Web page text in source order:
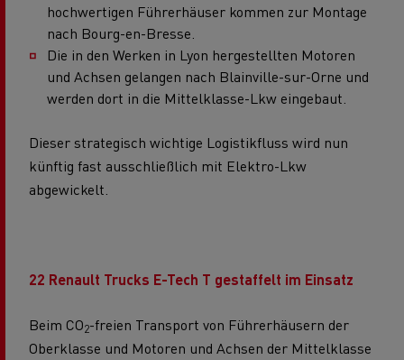
hochwertigen Führerhäuser kommen zur Montage
nach Bourg-en-Bresse.
Die in den Werken in Lyon hergestellten Motoren
und Achsen gelangen nach Blainville-sur-Orne und
werden dort in die Mittelklasse-Lkw eingebaut.
Dieser strategisch wichtige Logistikfluss wird nun
künftig fast ausschließlich mit Elektro-Lkw
abgewickelt.
22 Renault Trucks E-Tech T gestaffelt im Einsatz
Beim CO2-freien Transport von Führerhäusern der
Oberklasse und Motoren und Achsen der Mittelklasse